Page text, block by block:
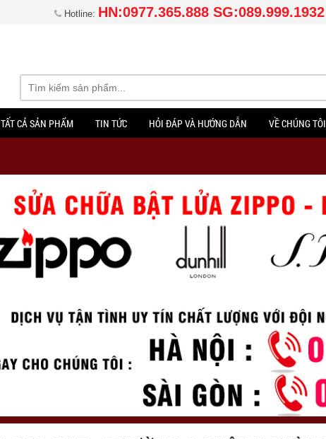
Hotline: HN:0977.365.888 SG:089.999.1932
TẤT CẢ SẢN PHẨM TIN TỨC HỎI ĐÁP VÀ HƯỚNG DẪN VỀ CHÚNG TÔI